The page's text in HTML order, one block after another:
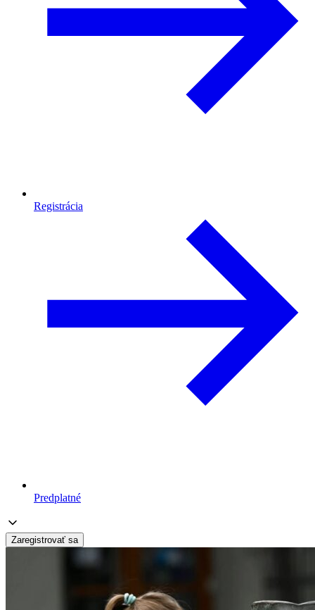
Registrácia
Predplatné
Zaregistrovať sa